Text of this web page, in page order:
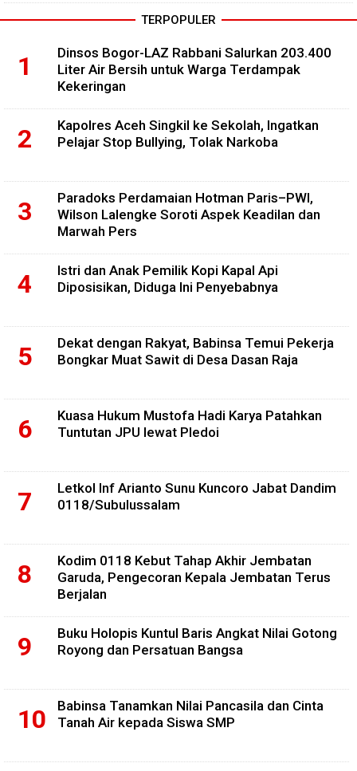
TERPOPULER
Dinsos Bogor-LAZ Rabbani Salurkan 203.400
Liter Air Bersih untuk Warga Terdampak
Kekeringan
Kapolres Aceh Singkil ke Sekolah, Ingatkan
Pelajar Stop Bullying, Tolak Narkoba
Paradoks Perdamaian Hotman Paris–PWI,
Wilson Lalengke Soroti Aspek Keadilan dan
Marwah Pers
Istri dan Anak Pemilik Kopi Kapal Api
Diposisikan, Diduga Ini Penyebabnya
Dekat dengan Rakyat, Babinsa Temui Pekerja
Bongkar Muat Sawit di Desa Dasan Raja
Kuasa Hukum Mustofa Hadi Karya Patahkan
Tuntutan JPU lewat Pledoi
Letkol Inf Arianto Sunu Kuncoro Jabat Dandim
0118/Subulussalam
Kodim 0118 Kebut Tahap Akhir Jembatan
Garuda, Pengecoran Kepala Jembatan Terus
Berjalan
Buku Holopis Kuntul Baris Angkat Nilai Gotong
Royong dan Persatuan Bangsa
Babinsa Tanamkan Nilai Pancasila dan Cinta
Tanah Air kepada Siswa SMP